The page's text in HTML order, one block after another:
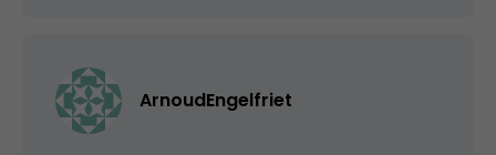
ArnoudEngelfriet